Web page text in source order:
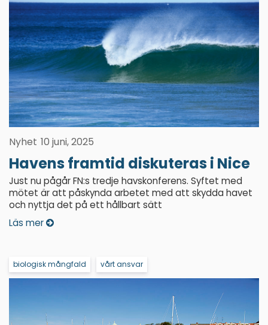
Nyhet 10 juni, 2025
Havens framtid diskuteras i Nice
Just nu pågår FN:s tredje havskonferens. Syftet med
mötet är att påskynda arbetet med att skydda havet
och nyttja det på ett hållbart sätt
Läs mer
biologisk mångfald vårt ansvar